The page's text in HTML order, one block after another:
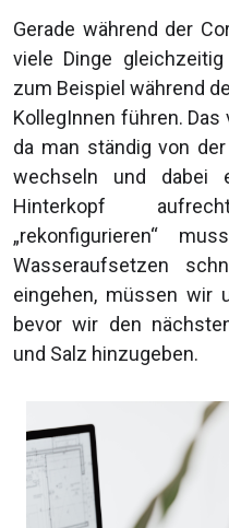
Gerade während der
viele Dinge
zum Beispiel während
KollegInnen führen.
da man ständig von
wechseln und dabei
Hinterkopf
„rekonfigurieren“
Wasseraufsetzen
eingehen, müssen wir
bevor wir den
und Salz hinzugeben.